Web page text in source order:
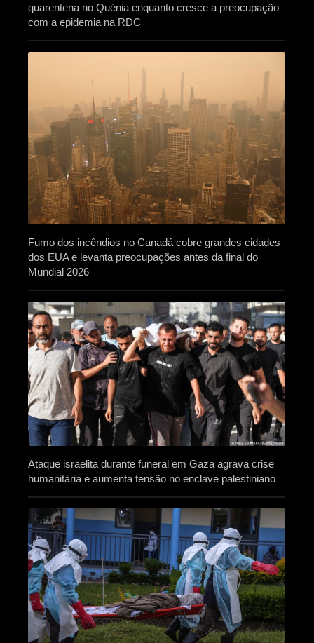
quarentena no Quénia enquanto cresce a preocupação
com a epidemia na RDC
Fumo dos incêndios no Canadá cobre grandes cidades
dos EUA e levanta preocupações antes da final do
Mundial 2026
Ataque israelita durante funeral em Gaza agrava crise
humanitária e aumenta tensão no enclave palestiniano